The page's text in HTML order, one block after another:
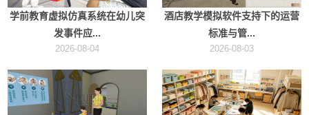
学前教育虚拟仿真系统在幼儿突
发事件应...
2026-08-04
酒店教学模拟软件支持下的运营
标准与管...
2026-08-03